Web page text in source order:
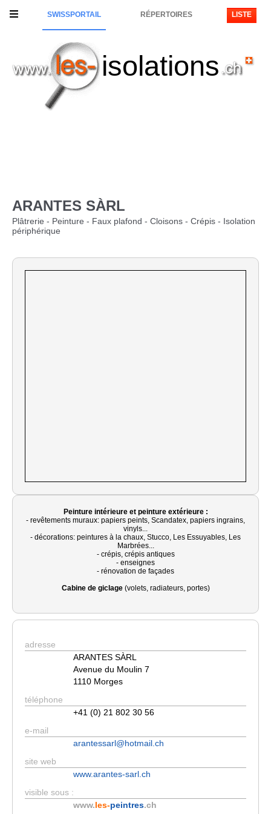
SWISSPORTAIL RÉPERTOIRES LISTE
isolations
ARANTES SÀRL
Plâtrerie - Peinture - Faux plafond - Cloisons - Crépis - Isolation
périphérique
Peinture intérieure et peinture extérieure :
- revêtements muraux: papiers peints, Scandatex, papiers ingrains,
vinyls...
- décorations: peintures à la chaux, Stucco, Les Essuyables, Les
Marbrées...
- crépis, crépis antiques
- enseignes
- rénovation de façades
Cabine de giclage(volets, radiateurs, portes)
adresse
ARANTES SÀRL
Avenue du Moulin 7
1110 Morges
téléphone
+41 (0) 21 802 30 56
e-mail
arantessarl@hotmail.ch
site web
www.arantes-sarl.ch
visible sous :
www.les-peintres.ch